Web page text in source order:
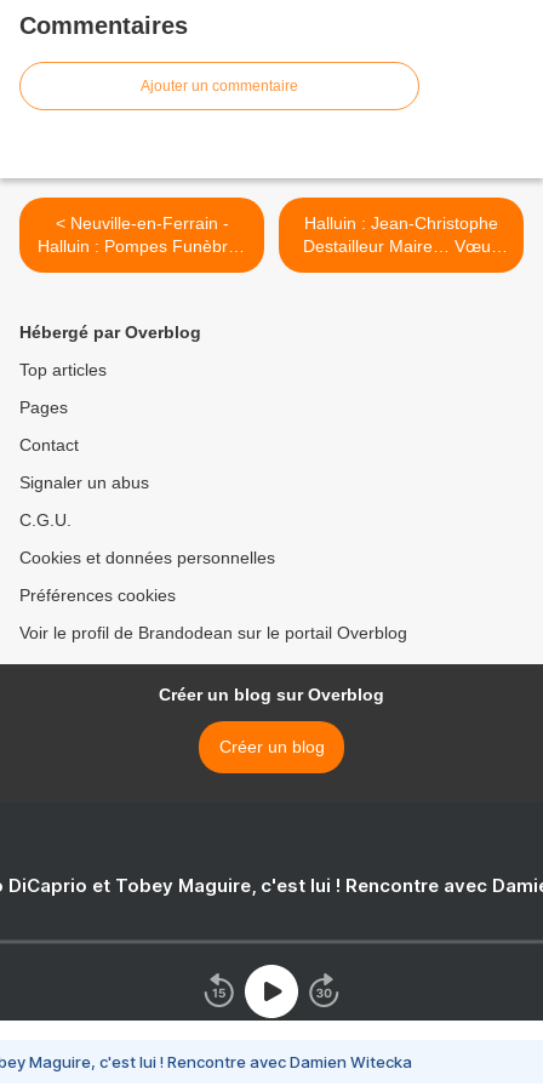
Commentaires
Ajouter un commentaire
< Neuville-en-Ferrain -
Halluin : Pompes Funèbres
Six… 30 Ans d’Existence
Halluin : Jean-Christophe
Destailleur Maire… Vœux
2024. >
Hébergé par Overblog
Top articles
Pages
Contact
Signaler un abus
C.G.U.
Cookies et données personnelles
Préférences cookies
Voir le profil de Brandodean sur le portail Overblog
Créer un blog sur Overblog
Créer un blog
DiCaprio et Tobey Maguire, c'est lui ! Rencontre avec
Maguire, c'est lui ! Rencontre avec Damien Witecka